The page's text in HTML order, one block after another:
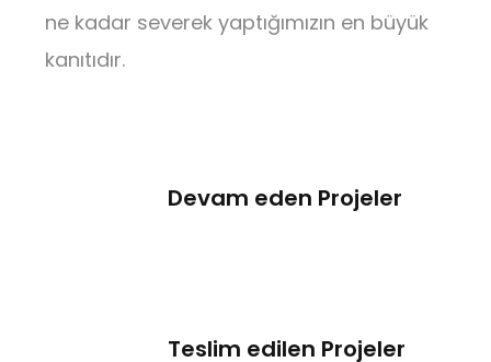
ne kadar severek yaptığımızın en büyük
kanıtıdır.
Devam eden Projeler
Teslim edilen Projeler